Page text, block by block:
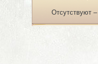
Отсутствуют –